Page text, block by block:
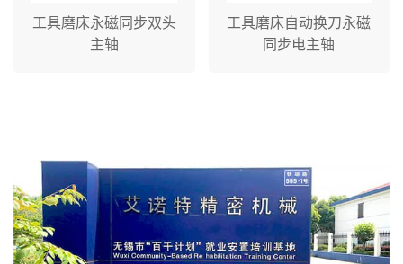
工具磨床永磁同步双头
主轴
工具磨床自动换刀永磁
同步电主轴